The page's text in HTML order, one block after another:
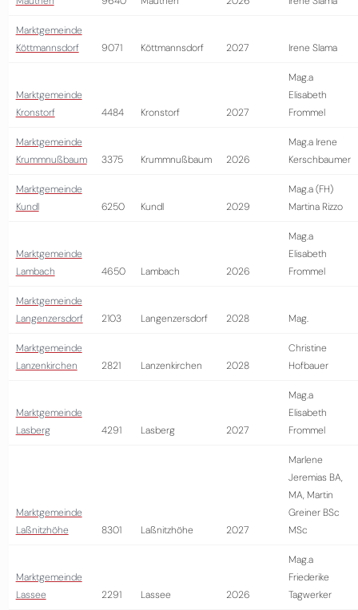
Marktgemeinde
Köttmannsdorf
9071 Köttmannsdorf 2027 Irene Slama
Marktgemeinde
Kronstorf
4484 Kronstorf 2027
Mag.a
Elisabeth
Frommel
Marktgemeinde
Krummnußbaum
3375 Krummnußbaum 2026
Mag.a Irene
Kerschbaumer
Marktgemeinde
Kundl
6250 Kundl 2029
Mag.a (FH)
Martina Rizzo
Marktgemeinde
Lambach
4650 Lambach 2026
Mag.a
Elisabeth
Frommel
Marktgemeinde
Langenzersdorf
2103 Langenzersdorf 2028 Mag.
Marktgemeinde
Lanzenkirchen
2821 Lanzenkirchen 2028
Christine
Hofbauer
Marktgemeinde
Lasberg
4291 Lasberg 2027
Mag.a
Elisabeth
Frommel
Marktgemeinde
Laßnitzhöhe
8301 Laßnitzhöhe 2027
Marlene
Jeremias BA,
MA, Martin
Greiner BSc
MSc
Marktgemeinde
Lassee
2291 Lassee 2026
Mag.a
Friederike
Tagwerker